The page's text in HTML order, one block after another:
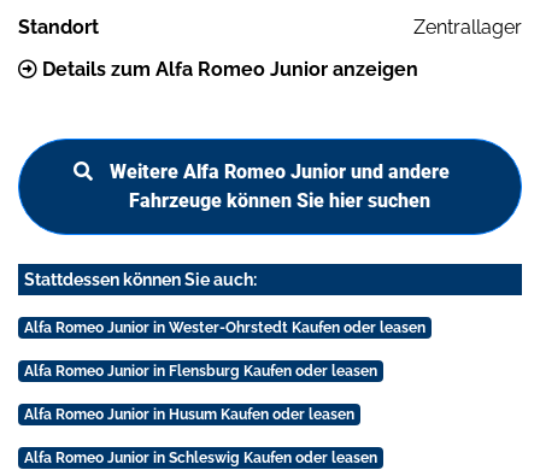
Standort
Zentrallager
Details zum Alfa Romeo Junior anzeigen
Weitere Alfa Romeo Junior und andere
Fahrzeuge können Sie hier suchen
Stattdessen können Sie auch:
Alfa Romeo Junior in Wester-Ohrstedt Kaufen oder leasen
Alfa Romeo Junior in Flensburg Kaufen oder leasen
Alfa Romeo Junior in Husum Kaufen oder leasen
Alfa Romeo Junior in Schleswig Kaufen oder leasen